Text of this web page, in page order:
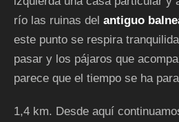
río las ruinas del antiguo
este punto se respira
pasar y los pájaros que
parece que el tiempo se ha
1,4 km. Desde aquí